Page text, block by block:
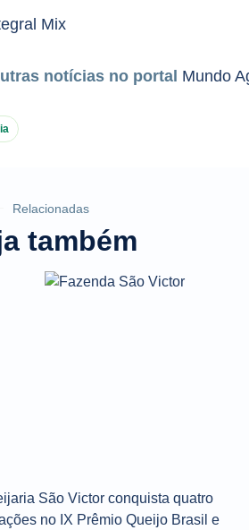
Mix
notícias no portal Mundo
Relacionadas
também